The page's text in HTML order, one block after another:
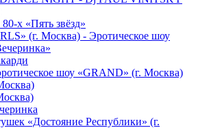
х «Пять звёзд»
(г. Москва) - Эротическое шоу
шоу «GRAND» (г. Москва)
«Достояние Республики» (г.